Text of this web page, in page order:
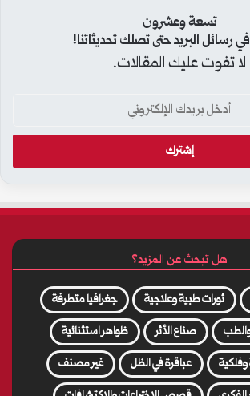
تسعة وعشرون
رسائل البريد حتى تصلك تحديثاتنا!
لا تفوت عليك المقالات.
هل تبحث عن المزيد؟
ثورات طبية وعلاجية
جغرافيا متطرفة
والطب
صناع الأثر
ظواهر استثنائية
عباقرة في الظل
غير مصنف